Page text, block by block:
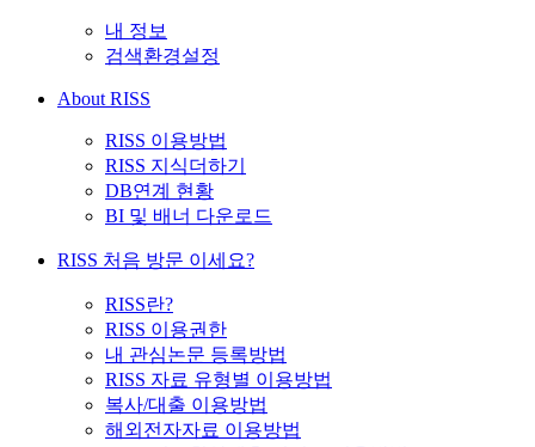
내 정보
검색환경설정
About RISS
RISS 이용방법
RISS 지식더하기
DB연계 현황
BI 및 배너 다운로드
RISS 처음 방문 이세요?
RISS란?
RISS 이용권한
내 관심논문 등록방법
RISS 자료 유형별 이용방법
복사/대출 이용방법
해외전자자료 이용방법